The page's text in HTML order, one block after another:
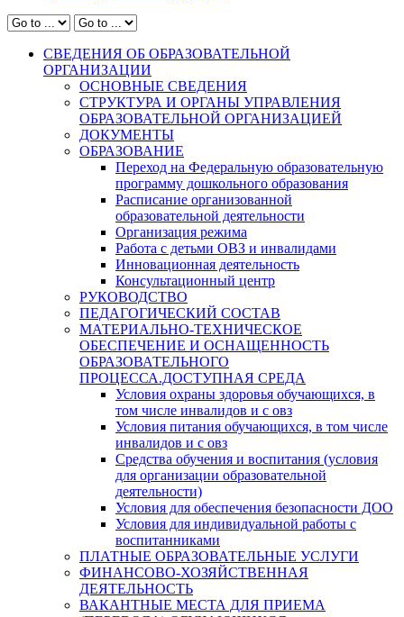
СВЕДЕНИЯ ОБ ОБРАЗОВАТЕЛЬНОЙ
ОРГАНИЗАЦИИ
ОСНОВНЫЕ СВЕДЕНИЯ
СТРУКТУРА И ОРГАНЫ УПРАВЛЕНИЯ
ОБРАЗОВАТЕЛЬНОЙ ОРГАНИЗАЦИЕЙ
ДОКУМЕНТЫ
ОБРАЗОВАНИЕ
Переход на Федеральную образовательную
программу дошкольного образования
Расписание организованной
образовательной деятельности
Организация режима
Работа с детьми ОВЗ и инвалидами
Инновационная деятельность
Консультационный центр
РУКОВОДСТВО
ПЕДАГОГИЧЕСКИЙ СОСТАВ
МАТЕРИАЛЬНО-ТЕХНИЧЕСКОЕ
ОБЕСПЕЧЕНИЕ И ОСНАЩЕННОСТЬ
ОБРАЗОВАТЕЛЬНОГО
ПРОЦЕССА.ДОСТУПНАЯ СРЕДА
Условия охраны здоровья обучающихся, в
том числе инвалидов и с овз
Условия питания обучающихся, в том числе
инвалидов и с овз
Средства обучения и воспитания (условия
для организации образовательной
деятельности)
Условия для обеспечения безопасности ДОО
Условия для индивидуальной работы с
воспитанниками
ПЛАТНЫЕ ОБРАЗОВАТЕЛЬНЫЕ УСЛУГИ
ФИНАНСОВО-ХОЗЯЙСТВЕННАЯ
ДЕЯТЕЛЬНОСТЬ
ВАКАНТНЫЕ МЕСТА ДЛЯ ПРИЕМА